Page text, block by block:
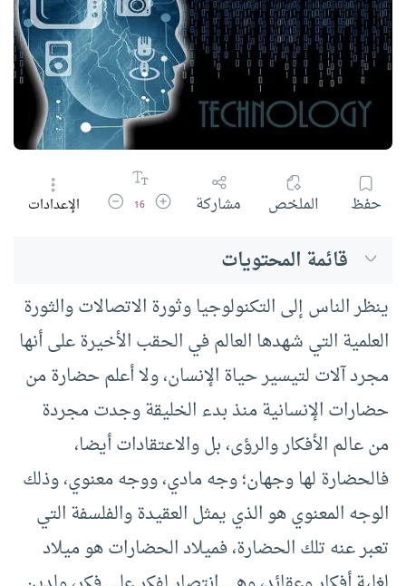
حفظ الملخص مشاركة زيادة حجم الخط
16 تقليل حجم الخط
الإعدادات
قائمة المحتويات
ينظر الناس إلى التكنولوجيا وثورة الاتصالات والثورة
العلمية التي شهدها العالم في الحقب الأخيرة على أنها
مجرد آلات لتيسير حياة الإنسان، ولا أعلم حضارة من
حضارات الإنسانية منذ بدء الخليقة وجدت مجردة
من عالم الأفكار والرؤى، بل والاعتقادات أيضا،
فالحضارة لها وجهان؛ وجه مادي، ووجه معنوي، وذلك
الوجه المعنوي هو الذي يمثل العقيدة والفلسفة التي
تعبر عنه تلك الحضارة، فميلاد الحضارات هو ميلاد